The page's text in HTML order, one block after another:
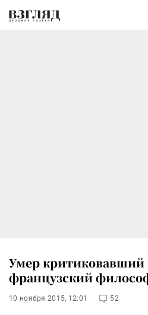
Умер критиковавший
французский
10 ноября 2015, 12:01 52